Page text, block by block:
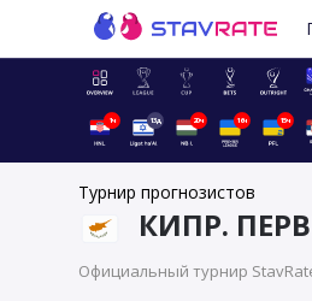
1ч 13д 20ч 16ч 15ч
Турнир прогнозистов
КИПР.
Официальный турнир